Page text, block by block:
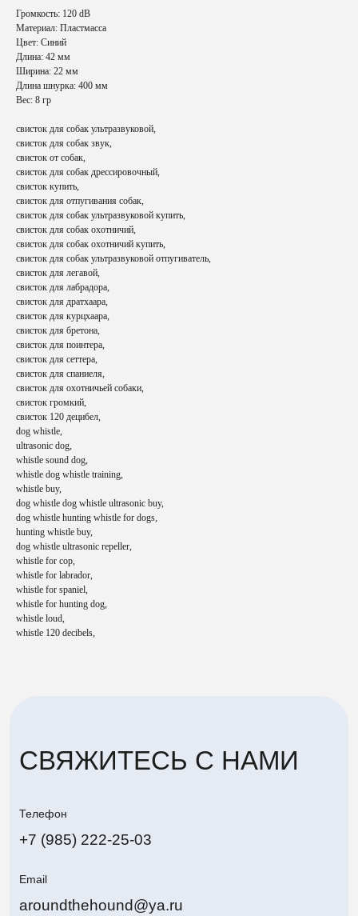
Громкость: 120 dВ
Материал: Пластмасса
Цвет: Синий
Длина: 42 мм
Ширина: 22 мм
Длина шнурка: 400 мм
Вес: 8 гр
свисток для собак ультразвуковой,
свисток для собак звук,
свисток от собак,
свисток для собак дрессировочный,
свисток купить,
свисток для отпугивания собак,
свисток для собак ультразвуковой купить,
свисток для собак охотничий,
свисток для собак охотничий купить,
свисток для собак ультразвуковой отпугиватель,
свисток для легавой,
свисток для лабрадора,
свисток для дратхаара,
свисток для курцхаара,
свисток для бретона,
свисток для поинтера,
свисток для сеттера,
свисток для спаниеля,
свисток для охотничьей собаки,
свисток громкий,
свисток 120 децибел,
dog whistle,
ultrasonic dog,
whistle sound dog,
whistle dog whistle training,
whistle buy,
dog whistle dog whistle ultrasonic buy,
dog whistle hunting whistle for dogs,
hunting whistle buy,
dog whistle ultrasonic repeller,
whistle for cop,
whistle for labrador,
whistle for spaniel,
whistle for hunting dog,
whistle loud,
whistle 120 decibels,
СВЯЖИТЕСЬ С НАМИ
Телефон
Email
aroundthehound@ya.ru
+7 (985) 222-25-03